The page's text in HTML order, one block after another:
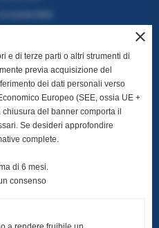
112 2334
close
e di terze parti o altri strumenti di
previa acquisizione del
dei dati personali verso
Europeo (SEE, ossia UE +
del banner comporta il
Se desideri approfondire
complete.
di 6 mesi.
consenso